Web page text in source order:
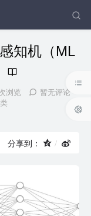
知机（ML
浏览
暂无评论
分享到：